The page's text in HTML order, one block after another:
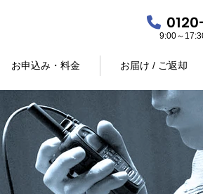
9:00～
お申込み・料金 お届け / ご返却